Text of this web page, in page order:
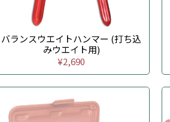
バランスウエイトハンマー (打ち込
みウエイト用)
¥2,690